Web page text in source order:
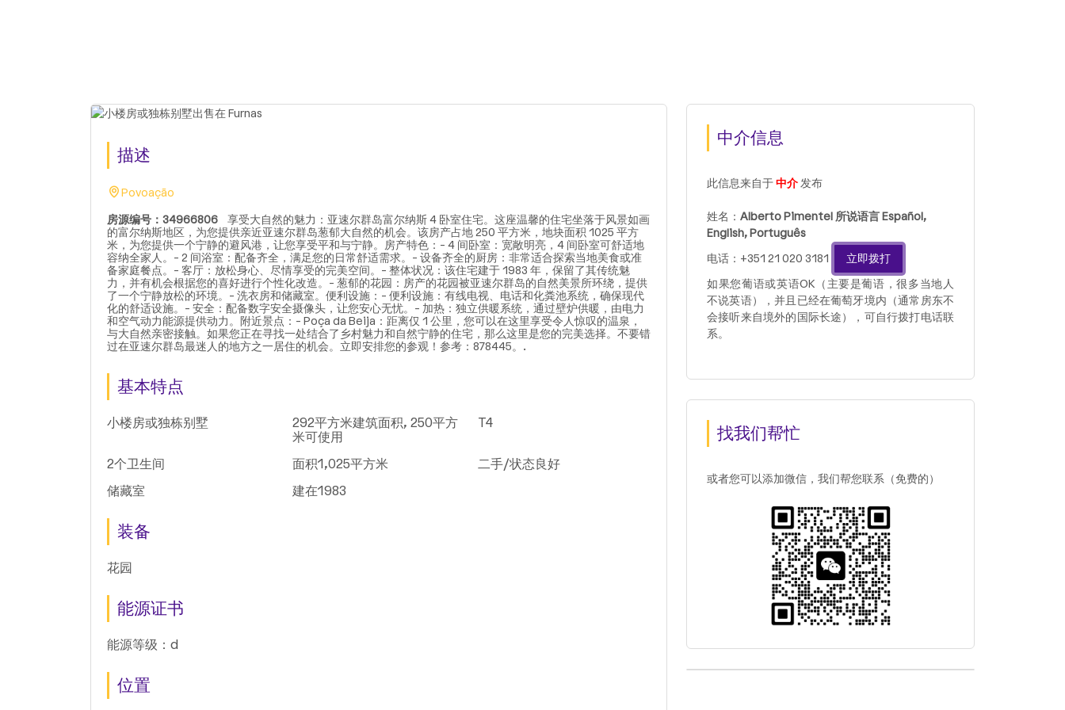
描述
Povoação
房源编号：34966806 享受大自然的魅力：亚速尔群岛富尔纳斯 4 卧室住宅。这座温馨的住宅坐落于风景如画
的富尔纳斯地区，为您提供亲近亚速尔群岛葱郁大自然的机会。该房产占地 250 平方米，地块面积 1025 平方
米，为您提供一个宁静的避风港，让您享受平和与宁静。房产特色：- 4 间卧室：宽敞明亮，4 间卧室可舒适地
容纳全家人。- 2 间浴室：配备齐全，满足您的日常舒适需求。- 设备齐全的厨房：非常适合探索当地美食或准
备家庭餐点。- 客厅：放松身心、尽情享受的完美空间。- 整体状况：该住宅建于 1983 年，保留了其传统魅
力，并有机会根据您的喜好进行个性化改造。- 葱郁的花园：房产的花园被亚速尔群岛的自然美景所环绕，提供
了一个宁静放松的环境。- 洗衣房和储藏室。便利设施：- 便利设施：有线电视、电话和化粪池系统，确保现代
化的舒适设施。- 安全：配备数字安全摄像头，让您安心无忧。- 加热：独立供暖系统，通过壁炉供暖，由电力
和空气动力能源提供动力。附近景点：- Poça da Beija：距离仅 1 公里，您可以在这里享受令人惊叹的温泉，
与大自然亲密接触。如果您正在寻找一处结合了乡村魅力和自然宁静的住宅，那么这里是您的完美选择。不要错
过在亚速尔群岛最迷人的地方之一居住的机会。立即安排您的参观！参考：878445。.
基本特点
小楼房或独栋别墅
292平方米建筑面积, 250平方
米可使用
T4
2个卫生间 面积1,025平方米
二手/状态良好
储藏室
建在1983
装备
花园
能源证书
能源等级：d
位置
中介信息
此信息来自于中介发布
姓名： Alberto Pimentel 所说语言 Español,
English, Português
电话：+351 21 020 3181
立即拨打
如果您葡语或英语OK（主要是葡语，很多当地人
不说英语），并且已经在葡萄牙境内（通常房东不
会接听来自境外的国际长途），可自行拨打电话联
系。
找我们帮忙
或者您可以添加微信，我们帮您联系（免费的）